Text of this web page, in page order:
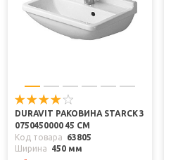
DURAVIT РАКОВИНА STARCK 3
0750450000 45 СМ
Код товара
63805
Ширина
450 мм